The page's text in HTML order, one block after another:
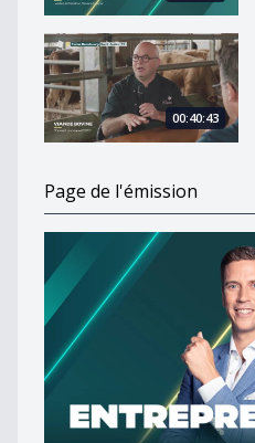
Viande : les producteurs
00:40:43
Page de l'émission